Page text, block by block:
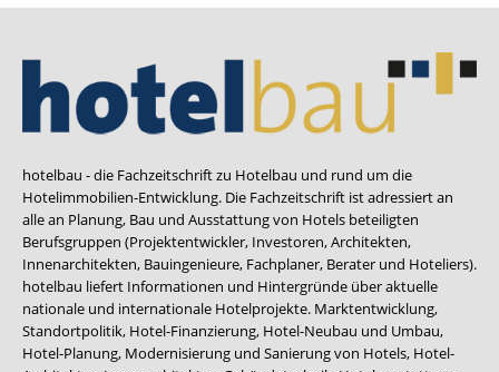
hotelbau - die Fachzeitschrift zu Hotelbau und rund um die
Hotelimmobilien-Entwicklung. Die Fachzeitschrift ist adressiert an
alle an Planung, Bau und Ausstattung von Hotels beteiligten
Berufsgruppen (Projektentwickler, Investoren, Architekten,
Innenarchitekten, Bauingenieure, Fachplaner, Berater und Hoteliers).
hotelbau liefert Informationen und Hintergründe über aktuelle
nationale und internationale Hotelprojekte. Marktentwicklung,
Standortpolitik, Hotel-Finanzierung, Hotel-Neubau und Umbau,
Hotel-Planung, Modernisierung und Sanierung von Hotels, Hotel-